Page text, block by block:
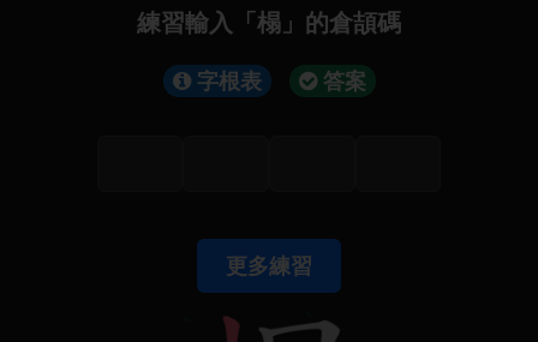
練習輸入「榻」的倉頡碼
字根表 答案
更多練習